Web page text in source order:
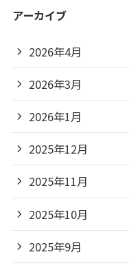
アーカイブ
2026年4月
2026年3月
2026年1月
2025年12月
2025年11月
2025年10月
2025年9月